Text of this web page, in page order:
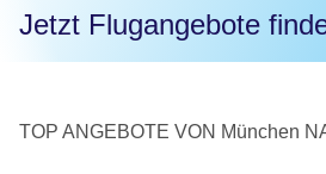
Jetzt Flugangebote
TOP ANGEBOTE VON München